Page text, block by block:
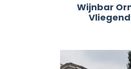
Wijnbar